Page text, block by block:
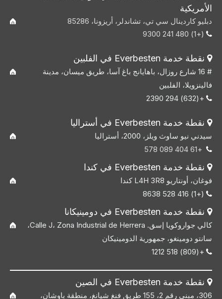
الأمريكية
دبليو كاردينال سي تي، تشاندلر، أريزونا، 85286

(+1) 480 241 9300
 نقطة خدمة Everbesten في الفلبين
# 16 شارع روزال، باهايانج باغ آسا، طريق ميسان، مدينة
فالينزويلا، الفلبين

+(632) 294 2390
 نقطة خدمة Everbesten في أستراليا
سيدني نيو ساوث ويلز، 2000، أستراليا

+61 404 089 578
 نقطة خدمة Everbesten في كندا
فوغان، أونتاريو L4H 3R8 كندا

(+1) 416 528 8638
 نقطة خدمة Everbesten في دومينيكانا
كالي جواروكويا إسق. Calle J، Zona Industrial de Herrera،
سانتو دومينغو، جمهورية الدومينيكان

+(809) 518 1212
 نقطة خدمة Everbesten في الصين
306، مبنى رقم 2، 155 طريق فنغ شيانغ، منطقة باوشان،